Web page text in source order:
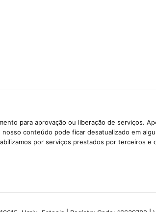
para aprovação ou liberação de serviços.
conteúdo pode ficar desatualizado em
por serviços prestados por terceiros e